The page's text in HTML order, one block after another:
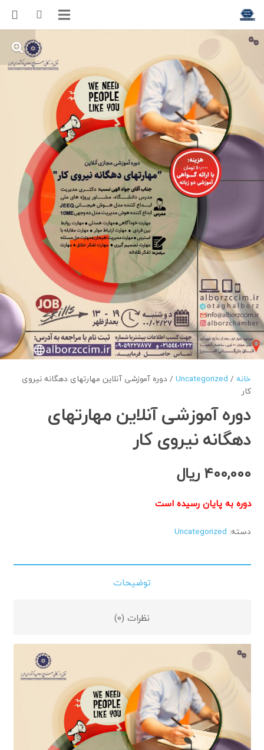
خانه /
Uncategorized / دوره آموزشی آنلاین مهارتهای دهگانه نیروی
کار
دوره آموزشی آنلاین مهارتهای
دهگانه نیروی کار
400,000 ریال
دوره به پایان رسیده است
دسته: Uncategorized
توضیحات
نظرات (0)